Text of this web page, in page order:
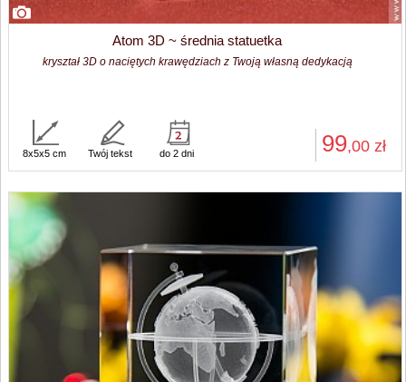
Atom 3D ~ średnia statuetka
kryształ 3D o naciętych krawędziach z Twoją własną dedykacją
99,00 zł
8x5x5 cm Twój tekst do 2 dni